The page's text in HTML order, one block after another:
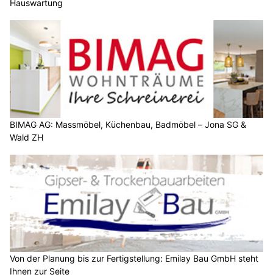
Hauswartung
BIMAG AG: Massmöbel, Küchenbau, Badmöbel – Jona SG &
Wald ZH
Von der Planung bis zur Fertigstellung: Emilay Bau GmbH steht
Ihnen zur Seite